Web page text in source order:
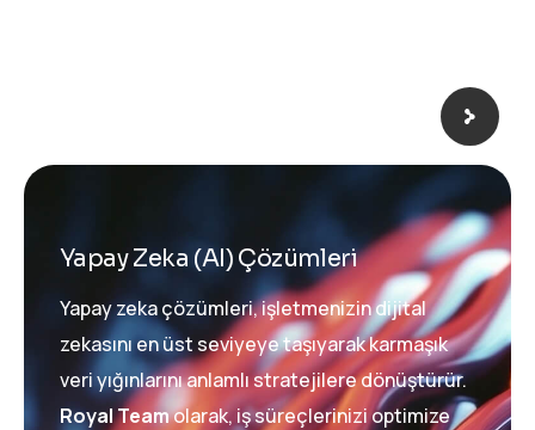
Yapay Zeka (AI) Çözümleri
Yapay zeka çözümleri, işletmenizin dijital
zekasını en üst seviyeye taşıyarak karmaşık
veri yığınlarını anlamlı stratejilere dönüştürür.
Royal Teamolarak, iş süreçlerinizi optimize